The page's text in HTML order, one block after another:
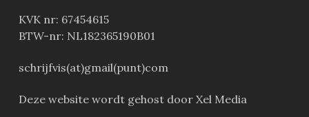
KVK nr: 67454615
BTW-nr: NL182365190B01
schrijfvis(at)gmail(punt)com
Deze website wordt gehost door Xel Media